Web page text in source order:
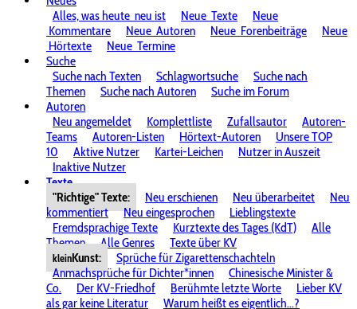
Alles, was heute neu ist Neue Texte
Neue
Kommentare
Neue Autoren Neue Forenbeiträge
Neue
Hörtexte
Neue Termine
Suche
Suche nach Texten
Schlagwortsuche
Suche nach
Themen
Suche nach Autoren
Suche im Forum
Autoren
Neu angemeldet
Komplettliste Zufallsautor
Autoren-
Teams
Autoren-Listen Hörtext-Autoren
Unsere TOP
10
Aktive Nutzer Kartei-Leichen
Nutzer in Auszeit
Inaktive Nutzer
Texte
"Richtige" Texte:
Neu erschienen Neu überarbeitet
Neu
kommentiert
Neu eingesprochen
Lieblingstexte
Fremdsprachige Texte
Kurztexte des Tages (KdT)
Alle
Themen
Alle Genres Texte über KV
kleinKunst:
Sprüche für Zigarettenschachteln
Anmachsprüche für Dichter*innen
Chinesische Minister &
Co.
Der KV-Friedhof Berühmte letzte Worte
Lieber KV
als gar keine Literatur
Warum heißt es eigentlich...?